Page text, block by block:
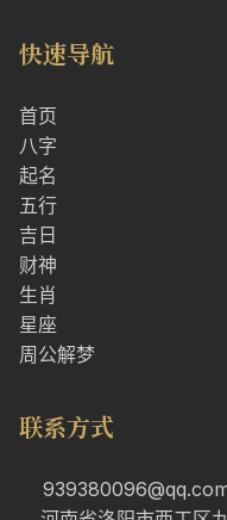
快速导航
首页
八字
起名
五行
吉日
财神
生肖
星座
周公解梦
联系方式